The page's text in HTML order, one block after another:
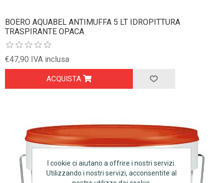
BOERO AQUABEL ANTIMUFFA 5 LT IDROPITTURA
TRASPIRANTE OPACA
€47,90 IVA inclusa
ACQUISTA
I cookie ci aiutano a offrire i nostri servizi.
Utilizzando i nostri servizi, acconsentite al